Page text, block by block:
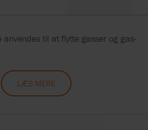
til at flytte gasser og gas-
LÆS MERE